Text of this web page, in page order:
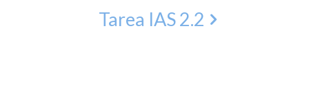
Tarea IAS 2.2